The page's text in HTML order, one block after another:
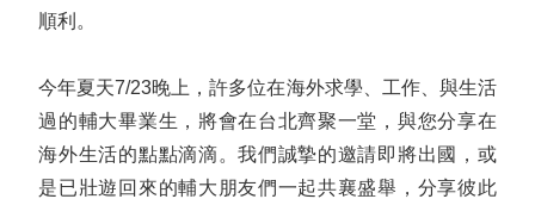
順利。
今年夏天7/23晚上，許多位在海外求學、工作、與生活
過的輔大畢業生，將會在台北齊聚一堂，與您分享在
海外生活的點點滴滴。我們誠摯的邀請即將出國，或
是已壯遊回來的輔大朋友們一起共襄盛舉，分享彼此